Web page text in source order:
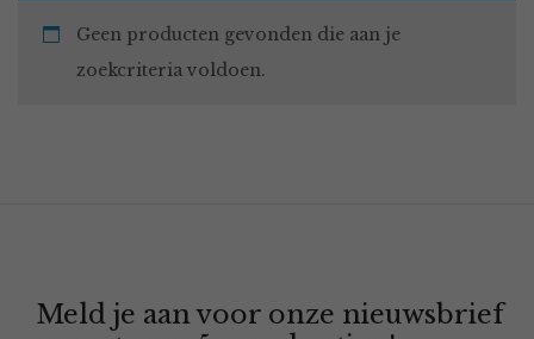
Geen producten gevonden die aan je
zoekcriteria voldoen.
Meld je aan voor onze nieuwsbrief